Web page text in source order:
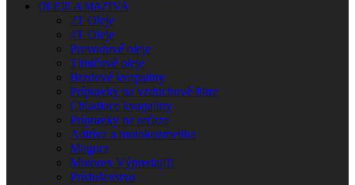
OLEJE A MAZIVÁ
2T Oleje
4T Oleje
Prevodové oleje
Tlmičové oleje
Brzdové kvapaliny
Prípravky na vzduchové filtre
Chladiace kvapaliny
Prípravky na reťaze
Aditíva a motokozmetika
Magura
Motorex Výpredaj!!!
Príslušenstvo